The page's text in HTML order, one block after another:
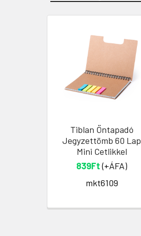
Tiblan Öntapadó
Jegyzettömb 60 Lap
Mini Cetlikkel
839Ft(+ÁFA)
mkt6109